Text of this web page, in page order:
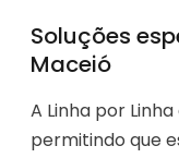
Soluções
Maceió
A Linha por
permitindo que